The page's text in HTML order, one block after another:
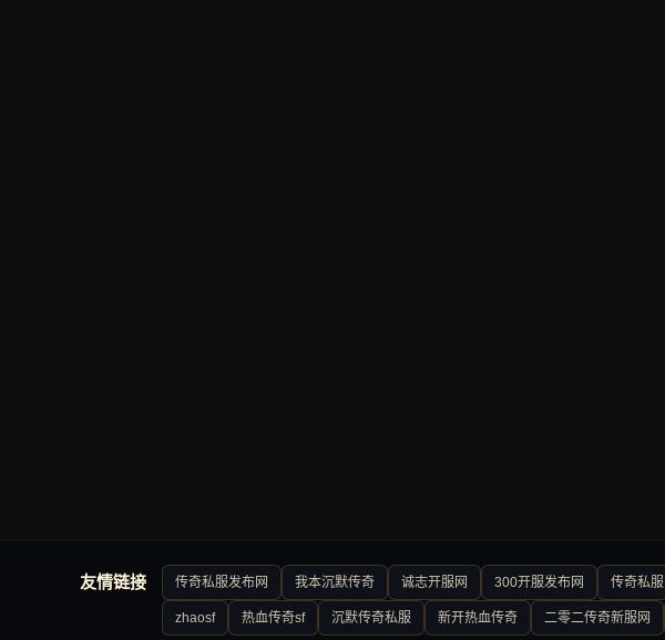
友情链接 传奇私服发布网 我本沉默传奇 诚志开服网 300开服发布网 传奇私服
zhaosf 热血传奇sf 沉默传奇私服 新开热血传奇 二零二传奇新服网